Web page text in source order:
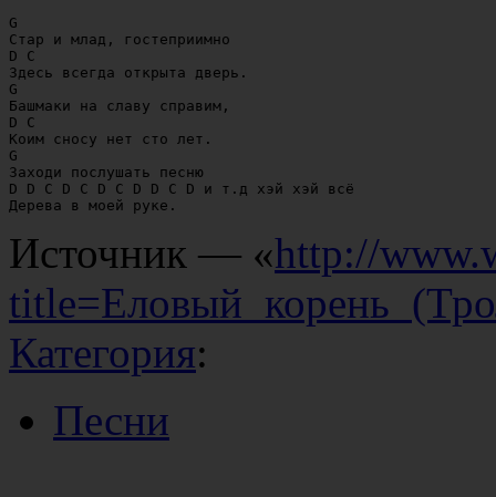
G
Стар и млад, гостеприимно
D C
Здесь всегда открыта дверь.
G
Башмаки на славу справим,
D C
Коим сносу нет сто лет.
G
Заходи послушать песню
D D C D C D C D D C D и т.д хэй хэй всё
Источник — «http://
Категория:
Песни